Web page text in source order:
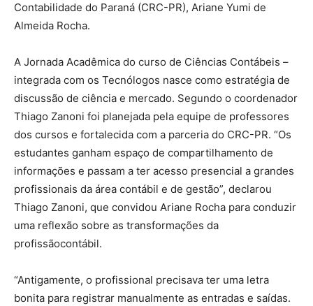
Contabilidade do Paraná (CRC-PR), Ariane Yumi de
Almeida Rocha.
A Jornada Acadêmica do curso de Ciências Contábeis –
integrada com os Tecnólogos nasce como estratégia de
discussão de ciência e mercado. Segundo o coordenador
Thiago Zanoni foi planejada pela equipe de professores
dos cursos e fortalecida com a parceria do CRC-PR. “Os
estudantes ganham espaço de compartilhamento de
informações e passam a ter acesso presencial a grandes
profissionais da área contábil e de gestão”, declarou
Thiago Zanoni, que convidou Ariane Rocha para conduzir
uma reflexão sobre as transformações da
profissãocontábil.
“Antigamente, o profissional precisava ter uma letra
bonita para registrar manualmente as entradas e saídas.